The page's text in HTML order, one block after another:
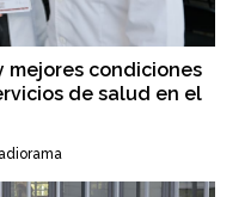
mejores condiciones
de salud en el